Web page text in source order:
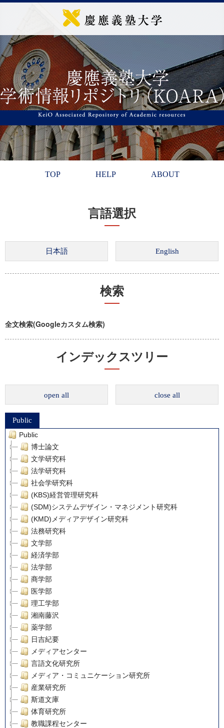
TOP HELP ABOUT
言語選択
検索
全文検索(Googleカスタム検索)
インデックスツリー
open all close all
Public
Public
博士論文
文学研究科
法学研究科
社会学研究科
(KBS)経営管理研究科
(SDM)システムデザイン・マネジメント研究科
(KMD)メディアデザイン研究科
法務研究科
文学部
経済学部
法学部
商学部
医学部
理工学部
湘南藤沢
薬学部
日吉紀要
メディアセンター
言語文化研究所
メディア・コミュニケーション研究所
産業研究所
斯道文庫
体育研究所
教職課程センター